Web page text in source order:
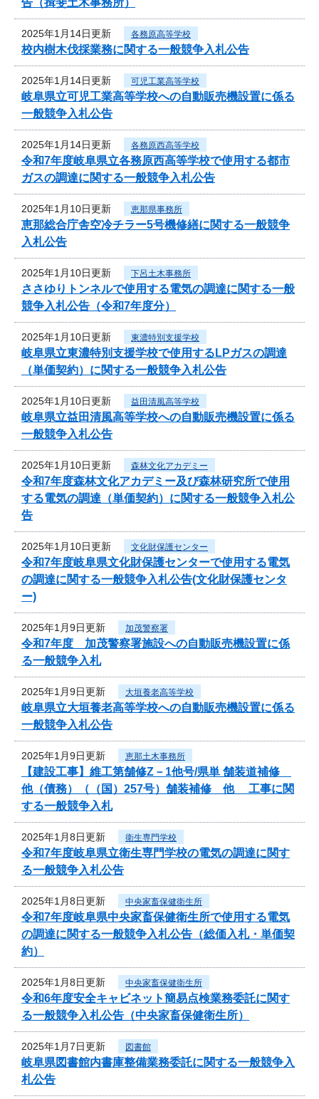
2025年1月14日更新 各務原高等学校
校内樹木伐採業務に関する一般競争入札公告
2025年1月14日更新 可児工業高等学校
岐阜県立可児工業高等学校への自動販売機設置に係る
一般競争入札公告
2025年1月14日更新 各務原西高等学校
令和7年度岐阜県立各務原西高等学校で使用する都市
ガスの調達に関する一般競争入札公告
2025年1月10日更新 恵那県事務所
恵那総合庁舎空冷チラー5号機修繕に関する一般競争
入札公告
2025年1月10日更新 下呂土木事務所
ささゆりトンネルで使用する電気の調達に関する一般
競争入札公告（令和7年度分）
2025年1月10日更新 東濃特別支援学校
岐阜県立東濃特別支援学校で使用するLPガスの調達
（単価契約）に関する一般競争入札公告
2025年1月10日更新 益田清風高等学校
岐阜県立益田清風高等学校への自動販売機設置に係る
一般競争入札公告
2025年1月10日更新 森林文化アカデミー
令和7年度森林文化アカデミー及び森林研究所で使用
する電気の調達（単価契約）に関する一般競争入札公
告
2025年1月10日更新 文化財保護センター
令和7年度岐阜県文化財保護センターで使用する電気
の調達に関する一般競争入札公告(文化財保護センタ
ー)
2025年1月9日更新 加茂警察署
令和7年度 加茂警察署施設への自動販売機設置に係
る一般競争入札
2025年1月9日更新 大垣養老高等学校
岐阜県立大垣養老高等学校への自動販売機設置に係る
一般競争入札公告
2025年1月9日更新 恵那土木事務所
【建設工事】維工第舗修Z－1他号/県単 舗装道補修
他（債務）（（国）257号）舗装補修 他 工事に関
する一般競争入札
2025年1月8日更新 衛生専門学校
令和7年度岐阜県立衛生専門学校の電気の調達に関す
る一般競争入札公告
2025年1月8日更新 中央家畜保健衛生所
令和7年度岐阜県中央家畜保健衛生所で使用する電気
の調達に関する一般競争入札公告（総価入札・単価契
約）
2025年1月8日更新 中央家畜保健衛生所
令和6年度安全キャビネット簡易点検業務委託に関す
る一般競争入札公告（中央家畜保健衛生所）
2025年1月7日更新 図書館
岐阜県図書館内書庫整備業務委託に関する一般競争入
札公告